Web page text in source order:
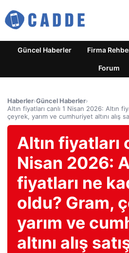
Güncel Haberler Firma
Forum
Haberler›Güncel Haberler›
Altın fiyatları canlı 1 Nisan 2026: Altın
çeyrek, yarım ve cumhuriyet altını alış
Altın fiyatları
Nisan 2026:
fiyatları ne
oldu? Gram,
yarım ve
altını alış